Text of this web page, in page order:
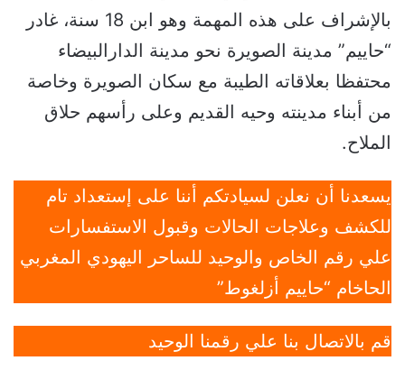
بالإشراف على هذه المهمة وهو ابن 18 سنة، غادر
“حاييم” مدينة الصويرة نحو مدينة الدارالبيضاء
محتفظا بعلاقاته الطيبة مع سكان الصويرة وخاصة
من أبناء مدينته وحيه القديم وعلى رأسهم حلاق
الملاح.
يسعدنا أن نعلن لسيادتكم أننا على إستعداد تام
للكشف وعلاجات الحالات وقبول الاستفسارات
علي رقم الخاص والوحيد للساحر اليهودي المغربي
الحاخام “حاييم أزلغوط”
قم بالاتصال بنا علي رقمنا الوحيد